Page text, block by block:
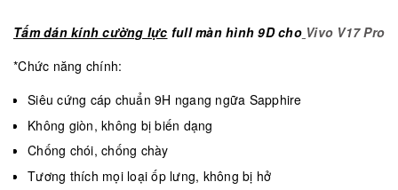
Tấm dán kính cường lực full màn hình 9D cho Vivo V17 Pro
*Chức năng chính:
Siêu cứng cáp chuẩn 9H ngang ngữa Sapphire
Không giòn, không bị biến dạng
Chống chói, chống chày
Tương thích mọi loại ốp lưng, không bị hở